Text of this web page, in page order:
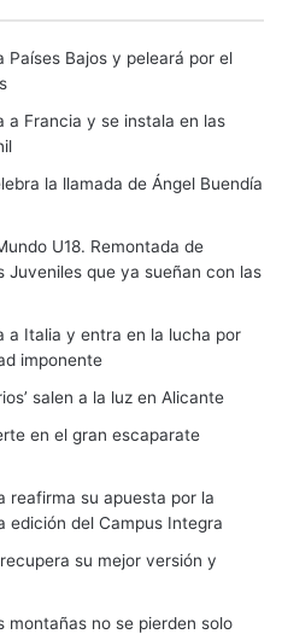
Países Bajos y peleará por el
a Francia y se instala en las
la llamada de Ángel Buendía
U18. Remontada de
Juveniles que ya sueñan con las
a Italia y entra en la lucha por
imponente
salen a la luz en Alicante
en el gran escaparate
reafirma su apuesta por la
edición del Campus Integra
su mejor versión y
montañas no se pierden solo